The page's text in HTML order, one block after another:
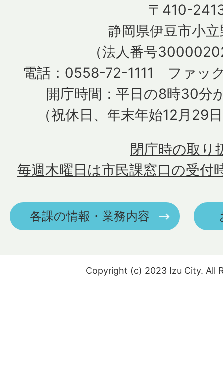
〒410-
静岡県伊豆市小
（法人番号
電話：0558-72-1111 ファッ
開庁時間：平日の8時30分
（祝休日、年末年始12月29
毎週木曜日は市民課窓口の受付
閉庁時の取り
各課の情報・業務内容
Copyright (c) 2023 Izu City. All